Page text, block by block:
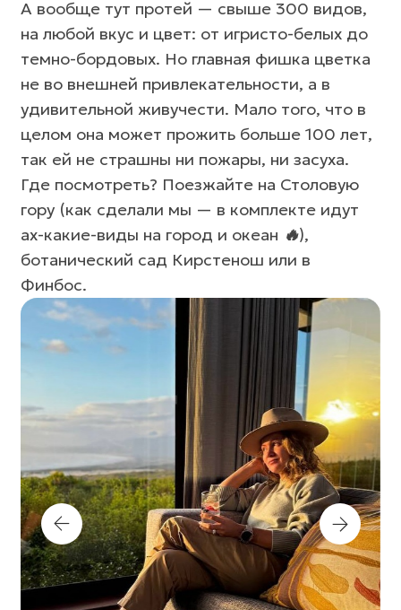
не во внешней привлекательности, а в
удивительной живучести. Мало того, что в
целом она может прожить больше 100 лет,
так ей не страшны ни пожары, ни засуха.
Где посмотреть? Поезжайте на Столовую
гору (как сделали мы — в комплекте идут
ах-какие-виды на город и океан🔥),
ботанический сад Кирстенош или в
Финбос.